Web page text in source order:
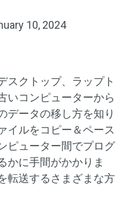
10, 2024
スクトップ、ラップト
いコンピューターから
データの移し方を知り
イルをコピー＆ペース
ピューター間でプログ
かに手間がかかりま
転送するさまざまな方